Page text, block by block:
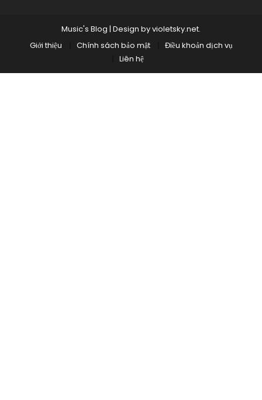
Music's Blog | Design byvioletsky.net.
Giới thiệu
Chính sách bảo mật
Điều khoản dịch vụ
Liên hệ